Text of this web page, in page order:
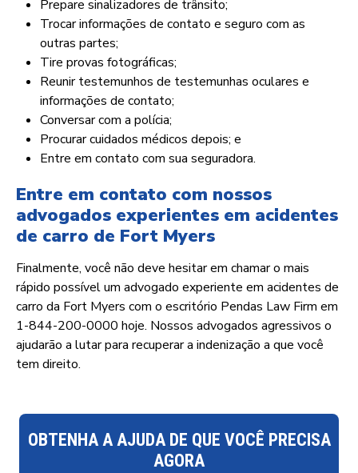
Prepare sinalizadores de trânsito;
Trocar informações de contato e seguro com as
outras partes;
Tire provas fotográficas;
Reunir testemunhos de testemunhas oculares e
informações de contato;
Conversar com a polícia;
Procurar cuidados médicos depois; e
Entre em contato com sua seguradora.
Entre em contato com nossos
advogados experientes em acidentes
de carro de Fort Myers
Finalmente, você não deve hesitar em chamar o mais
rápido possível um advogado experiente em acidentes de
carro da Fort Myers com o escritório Pendas Law Firm em
1-844-200-0000 hoje. Nossos advogados agressivos o
ajudarão a lutar para recuperar a indenização a que você
tem direito.
OBTENHA A AJUDA DE QUE VOCÊ PRECISA
AGORA